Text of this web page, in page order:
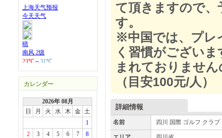
カレンダー
2026年 08月
日
月 火 水 木 金 土
1
2
3 4 5 6 7 8
て頂きますので
す。
※中国では、プレ
く習慣がござい
まれておりませ
（目安100元/人）
詳細情報
名前 四川 国際 ゴルフ クラ